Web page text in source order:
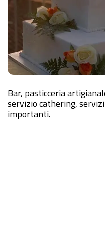
Bar, pasticceria
servizio cathering,
importanti.